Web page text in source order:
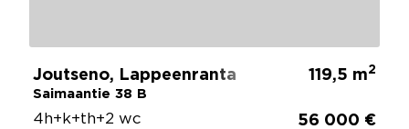
Joutseno, Lappeenranta
Saimaantie 38 B
119,5 m2
4h+k+th+2 wc 56 000 €